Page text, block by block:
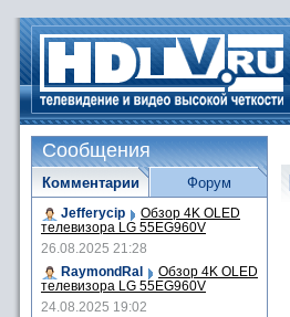
Сообщения
Комментарии
Jefferycip Обзор 4K OLED
телевизора LG 55EG960V
26.08.2025 21:28
RaymondRal
Обзор 4K OLED
телевизора LG 55EG960V
24.08.2025 19:02
Форум